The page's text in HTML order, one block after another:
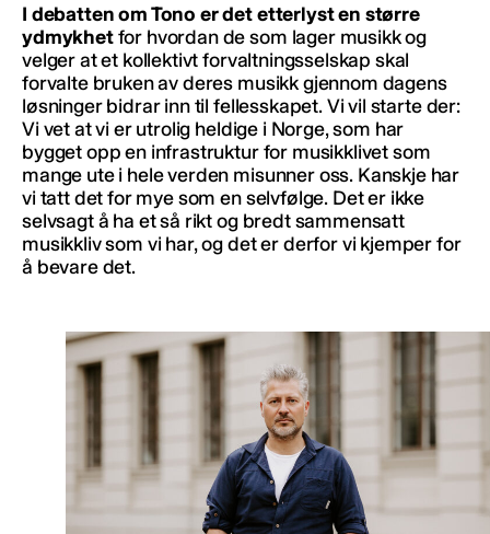
I debatten om Tono er det etterlyst en større
ydmykhetfor hvordan de som lager musikk og
velger at et kollektivt forvaltningsselskap skal
forvalte bruken av deres musikk gjennom dagens
løsninger bidrar inn til fellesskapet. Vi vil starte der:
Vi vet at vi er utrolig heldige i Norge, som har
bygget opp en infrastruktur for musikklivet som
mange ute i hele verden misunner oss. Kanskje har
vi tatt det for mye som en selvfølge. Det er ikke
selvsagt å ha et så rikt og bredt sammensatt
musikkliv som vi har, og det er derfor vi kjemper for
å bevare det.